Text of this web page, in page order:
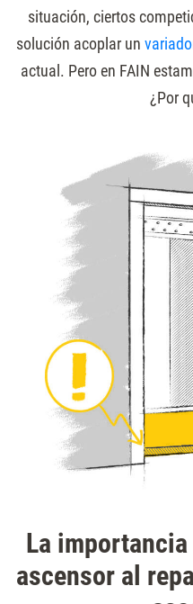
situación, ciertos
solución acoplar un
actual. Pero en FAIN
¿Por
La
ascensor al